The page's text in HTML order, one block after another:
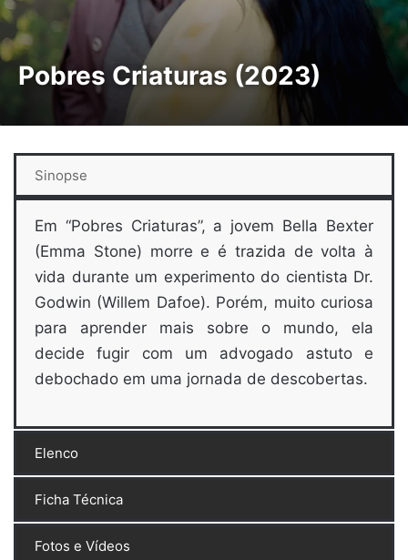
Pobres Criaturas (2023)
Sinopse
Em “Pobres Criaturas”, a jovem Bella Bexter
(Emma Stone) morre e é trazida de volta à
vida durante um experimento do cientista Dr.
Godwin (Willem Dafoe). Porém, muito curiosa
para aprender mais sobre o mundo, ela
decide fugir com um advogado astuto e
debochado em uma jornada de descobertas.
Elenco
Ficha Técnica
Fotos e Vídeos